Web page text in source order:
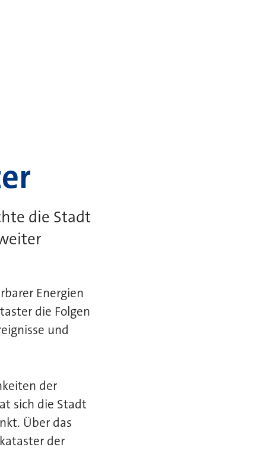
die Stadt
Energien
die Folgen
und
der
sich die Stadt
Über das
der